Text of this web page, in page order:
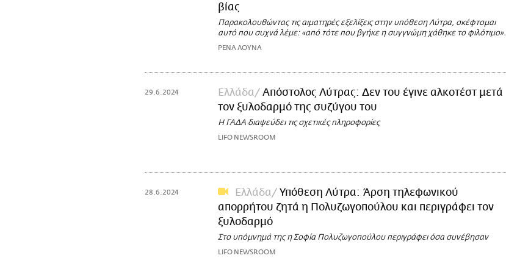
βίας
Παρακολουθώντας τις αιματηρές εξελίξεις στην υπόθεση Λύτρα, σκέφτομαι
αυτό που συχνά λέμε: «από τότε που βγήκε η συγγνώμη χάθηκε το φιλότιμο».
ΡΕΝΑ ΛΟΥΝΑ
29.6.2024 Ελλάδα
Απόστολος Λύτρας: Δεν του έγινε αλκοτέστ μετά
τον ξυλοδαρμό της συζύγου του
Η ΓΑΔΑ διαψεύδει τις σχετικές πληροφορίες
LIFO NEWSROOM
28.6.2024 Ελλάδα
Υπόθεση Λύτρα: Άρση τηλεφωνικού
απορρήτου ζητά η Πολυζωγοπούλου και περιγράφει τον
ξυλοδαρμό
Στο υπόμνημά της η Σοφία Πολυζωγοπούλου περιγράφει όσα συνέβησαν
LIFO NEWSROOM